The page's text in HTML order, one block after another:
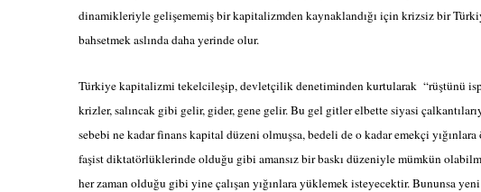
dinamikleriyle gelişememiş bir kapitalizmden kaynaklandığı için krizsiz bir
bahsetmek aslında daha yerinde olur.
Türkiye kapitalizmi tekelcileşip, devletçilik denetiminden kurtularak “rüştünü
krizler, salıncak gibi gelir, gider, gene gelir. Bu gel gitler elbette siyasi
sebebi ne kadar finans kapital düzeni olmuşsa, bedeli de o kadar emekçi
faşist diktatörlüklerinde olduğu gibi amansız bir baskı düzeniyle mümkün
her zaman olduğu gibi yine çalışan yığınlara yüklemek isteyecektir. Bununsa